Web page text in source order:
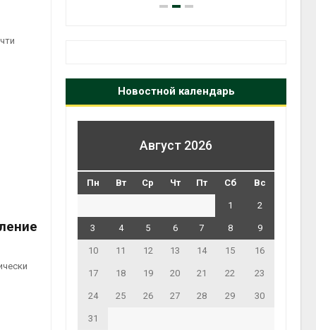
Новостной календарь
Август 2026
Пн Вт Ср Чт Пт Сб Вс
1 2
3 4 5 6 7 8 9
10 11 12 13 14 15 16
17 18 19 20 21 22 23
24 25 26 27 28 29 30
31